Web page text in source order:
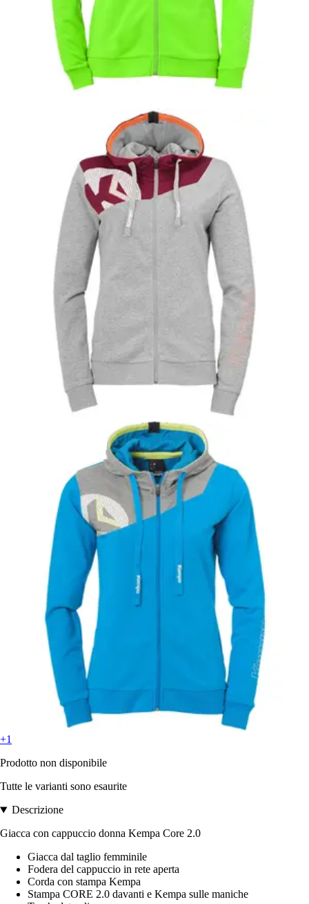
+1
Prodotto non disponibile
Tutte le varianti sono esaurite
Descrizione
Giacca con cappuccio donna Kempa Core 2.0
Giacca dal taglio femminile
Fodera del cappuccio in rete aperta
Corda con stampa Kempa
Stampa CORE 2.0 davanti e Kempa sulle maniche